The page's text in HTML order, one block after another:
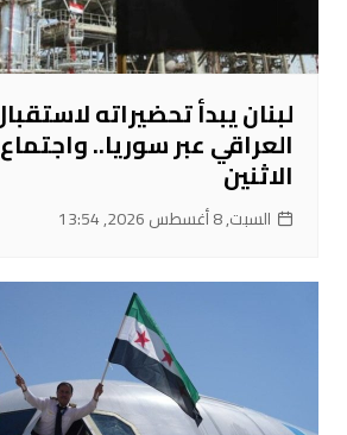
لبنان يبدأ تحضيراته
العراقي عبر سوريا..
الاثنين
السبت, 8 أغسطس 2026, 13:54